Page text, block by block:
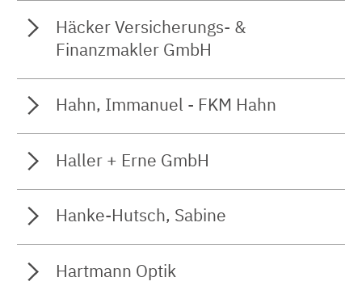
Häcker Versicherungs- &
Finanzmakler GmbH
Hahn, Immanuel - FKM Hahn
Haller + Erne GmbH
Hanke-Hutsch, Sabine
Hartmann Optik